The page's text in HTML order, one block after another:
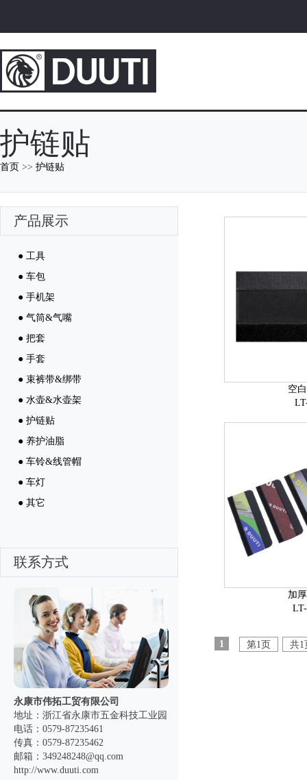
护链贴
首页 >> 护链贴
产品展示
● 工具
● 车包
● 手机架
● 气筒&气嘴
● 把套
● 手套
● 束裤带&绑带
● 水壶&水壶架
● 护链贴
● 养护油脂
● 车铃&线管帽
● 车灯
● 其它
联系方式
永康市伟拓工贸有限公司
地址：浙江省永康市五金科技工业园
电话：0579-87235461
传真：0579-87235462
邮箱：349248248@qq.com
http://www.duuti.com
空
加
1 第1页 共1